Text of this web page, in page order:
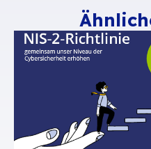
Beachten Sie,
dass
Posteingang
Prüfung besteht.
wird sie
unterzogen, wie z.
Inhalten oder dem